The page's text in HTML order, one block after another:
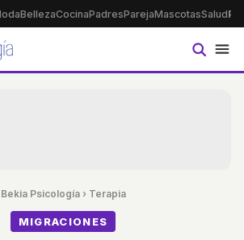
BellezaCocinaPadresParejaMascotasSalud
Bekia Psicología› Terapia
MIGRACIONES